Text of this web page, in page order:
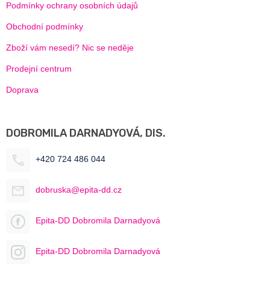
Podmínky ochrany osobních údajů
Obchodní podmínky
Zboží vám nesedí? Nic se neděje
Prodejní centrum
Doprava
DOBROMILA DARNADYOVÁ, DIS.
+420 724 486 044
dobruska@epita-dd.cz
Epita-DD Dobromila Darnadyová
Epita-DD Dobromila Darnadyová